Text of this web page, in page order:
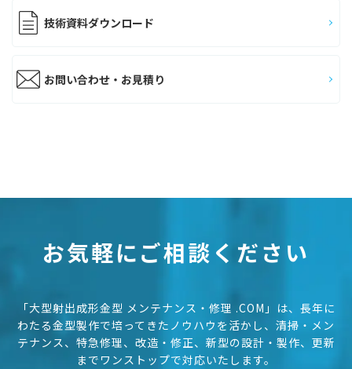
技術資料ダウンロード
お問い合わせ・お見積り
お気軽にご相談ください
「大型射出成形金型 メンテナンス・修理 .COM」は、長年に
わたる金型製作で培ってきたノウハウを活かし、 清掃・メン
テナンス、特急修理、改造・修正、新型の設計・製作、更新
までワンストップで対応いたします。